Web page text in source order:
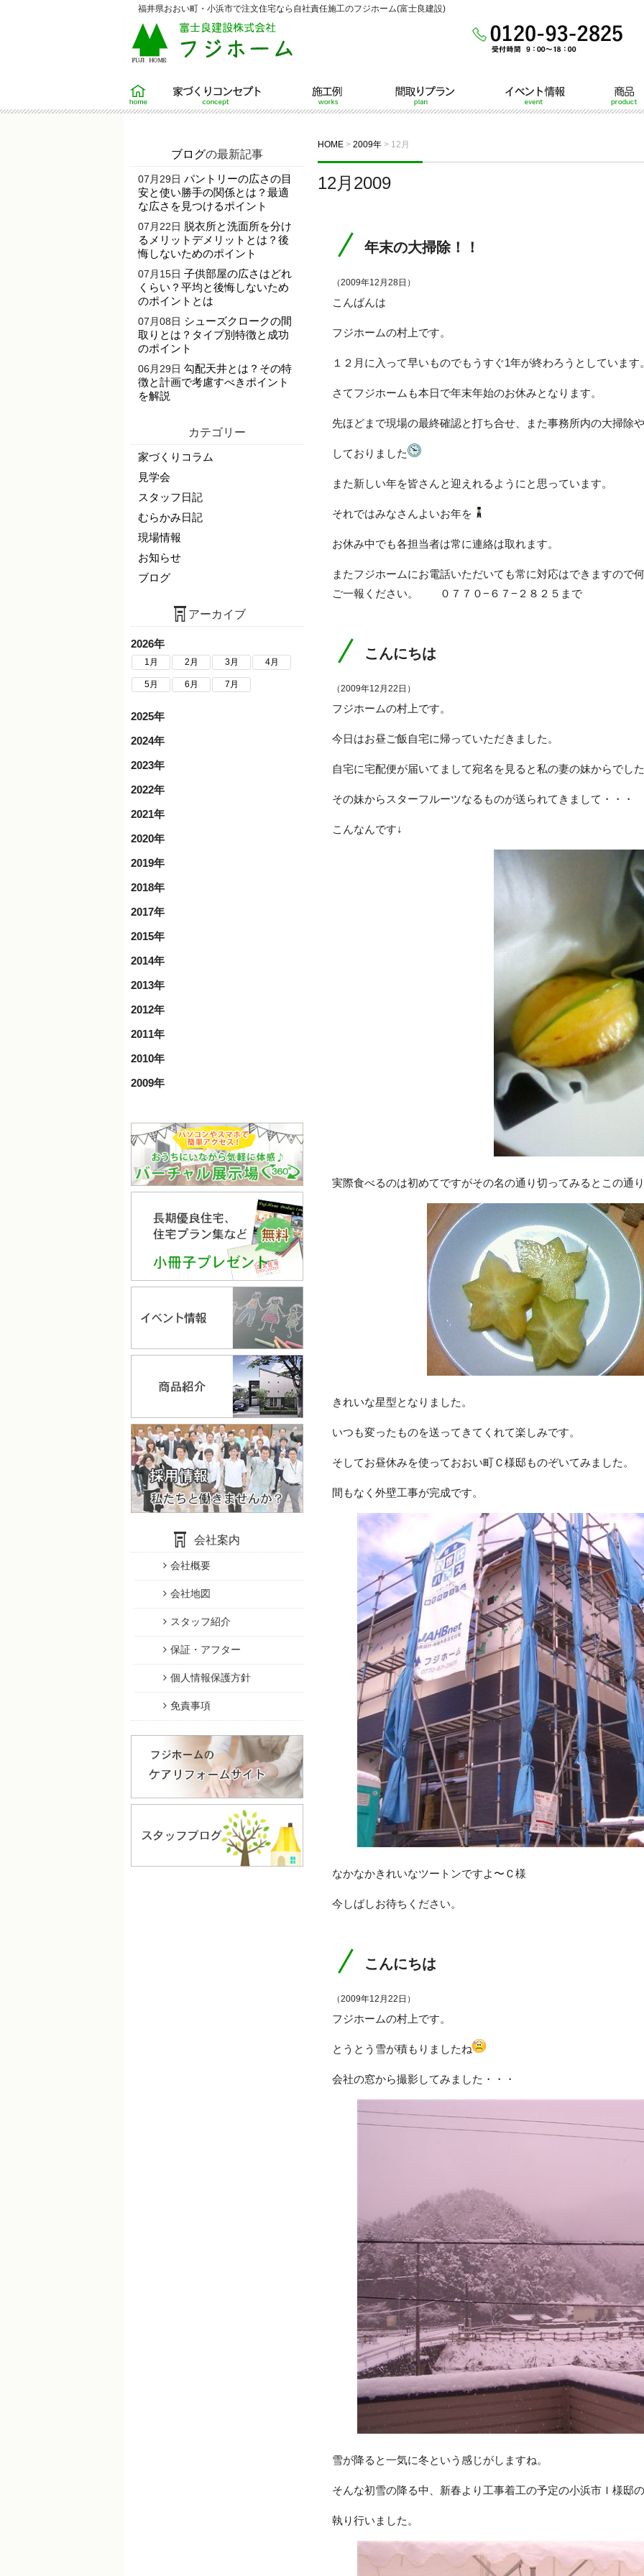
福井県おおい町・小浜市で注文住宅なら自社責任施工のフジホーム(富士良建設)
ホーム 家づくりコンセプト 施工例 間取りプラン イベント情報 商品
HOME > 2009年 > 12月
12月2009
年末の大掃除！！
（2009年12月28日）
こんばんは
フジホームの村上です。
１２月に入って早いものでもうすぐ1年が終わろうとしています
さてフジホームも本日で年末年始のお休みとなります。
先ほどまで現場の最終確認と打ち合せ、また事務所内の大掃除
しておりました
また新しい年を皆さんと迎えれるようにと思っています。
それではみなさんよいお年を
お休み中でも各担当者は常に連絡は取れます。
またフジホームにお電話いただいても常に対応はできますので
ご一報ください。 ０７７０−６７−２８２５まで
こんにちは
（2009年12月22日）
フジホームの村上です。
今日はお昼ご飯自宅に帰っていただきました。
自宅に宅配便が届いてまして宛名を見ると私の妻の妹からでし
その妹からスターフルーツなるものが送られてきまして・・・
こんなんです↓
実際食べるのは初めてですがその名の通り切ってみるとこの通り
きれいな星型となりました。
いつも変ったものを送ってきてくれて楽しみです。
そしてお昼休みを使っておおい町Ｃ様邸ものぞいてみました。
間もなく外壁工事が完成です。
なかなかきれいなツートンですよ〜Ｃ様
今しばしお待ちください。
こんにちは
（2009年12月22日）
フジホームの村上です。
とうとう雪が積もりましたね
会社の窓から撮影してみました・・・
雪が降ると一気に冬という感じがしますね。
そんな初雪の降る中、新春より工事着工の予定の小浜市Ｉ様邸
執り行いました。
ブログの最新記事
07月29日 パントリーの広さの目
安と使い勝手の関係とは？最適
な広さを見つけるポイント
07月22日 脱衣所と洗面所を分け
るメリットデメリットとは？後
悔しないためのポイント
07月15日 子供部屋の広さはどれ
くらい？平均と後悔しないため
のポイントとは
07月08日 シューズクロークの間
取りとは？タイプ別特徴と成功
のポイント
06月29日 勾配天井とは？その特
徴と計画で考慮すべきポイント
を解説
カテゴリー
家づくりコラム
見学会
スタッフ日記
むらかみ日記
現場情報
お知らせ
ブログ
アーカイブ
2026年
1月 2月 3月 4月
5月 6月 7月
2025年
2024年
2023年
2022年
2021年
2020年
2019年
2018年
2017年
2015年
2014年
2013年
2012年
2011年
2010年
2009年
会社案内
会社概要
会社地図
スタッフ紹介
保証・アフター
個人情報保護方針
免責事項